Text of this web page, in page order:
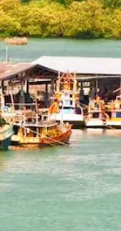
parcourir ou en